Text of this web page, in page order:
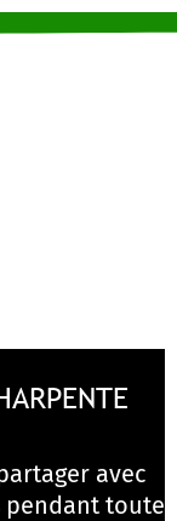
avec
pendant toute